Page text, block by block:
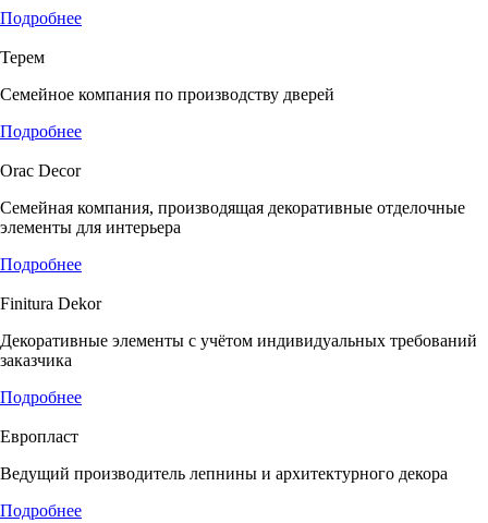
Подробнее
Терем
Семейное компания по производству дверей
Подробнее
Orac Decor
Семейная компания, производящая декоративные отделочные
элементы для интерьера
Подробнее
Finitura Dekor
Декоративные элементы с учётом индивидуальных требований
заказчика
Подробнее
Европласт
Ведущий производитель лепнины и архитектурного декора
Подробнее